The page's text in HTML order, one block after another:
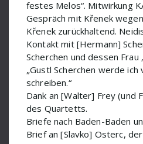
Kreitner Dr
Křenek Ernst
Kutscher Quartett
Larsson Lars-Erik
Lertz
Marsik M
festes Melos“. Mitwirkung
Gespräch mit Křenek
Křenek zurückhaltend.
Kontakt mit [Hermann]
Scherchen und dessen Frau
„Gustl Scherchen werde ich
schreiben.“
Dank an [Walter] Frey (und
des Quartetts.
Briefe nach Baden-Baden
Brief an [Slavko] Osterc,